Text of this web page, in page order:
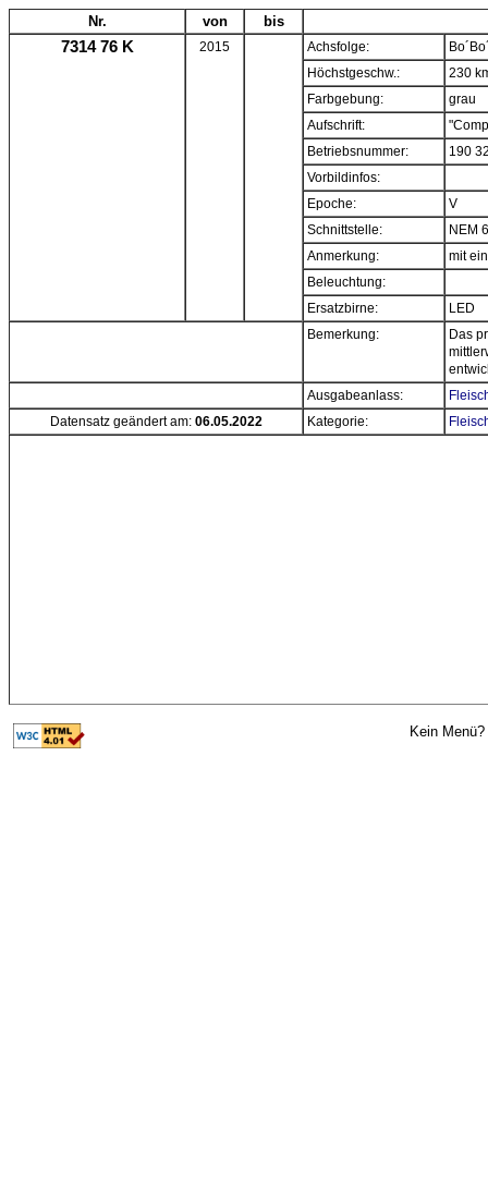
Nr. von bis
7314 76 K 2015 Achsfolge:
Höchstgeschw.:
230
Farbgebung:
grau
Aufschrift:
Betriebsnummer:
190
Vorbildinfos:
Epoche:
V
Schnittstelle:
NEM
Anmerkung:
mit
Beleuchtung:
Ersatzbirne:
LED
Bemerkung:
Das
Ausgabeanlass:
Datensatz geändert am: 06.05.2022 Kategorie:
Kein